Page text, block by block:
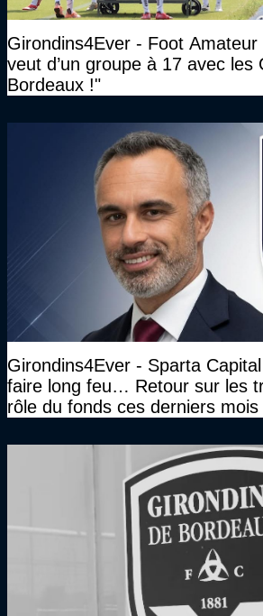
Girondins4Ever - Foot
veut d’un groupe à 17 avec les
Bordeaux !"
Girondins4Ever - Sparta
faire long feu… Retour sur les
rôle du fonds ces derniers mois